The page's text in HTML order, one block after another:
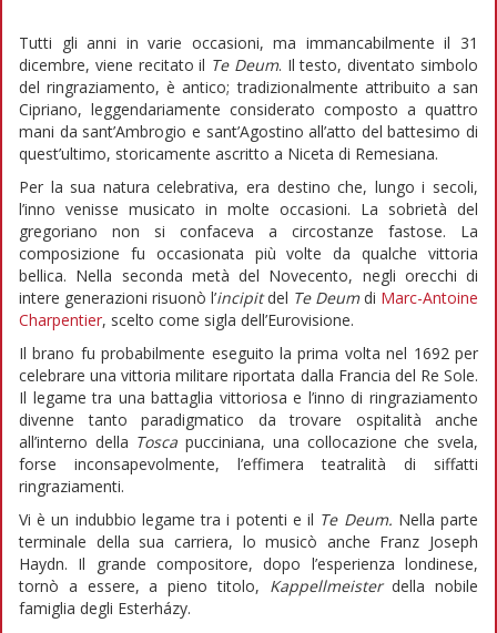
Tutti gli anni in varie occasioni, ma immancabilmente il 31
dicembre, viene recitato il Te Deum. Il testo, diventato simbolo
del ringraziamento, è antico; tradizionalmente attribuito a san
Cipriano, leggendariamente considerato composto a quattro
mani da sant’Ambrogio e sant’Agostino all’atto del battesimo di
quest’ultimo, storicamente ascritto a Niceta di Remesiana.
Per la sua natura celebrativa, era destino che, lungo i secoli,
l’inno venisse musicato in molte occasioni. La sobrietà del
gregoriano non si confaceva a circostanze fastose. La
composizione fu occasionata più volte da qualche vittoria
bellica. Nella seconda metà del Novecento, negli orecchi di
intere generazioni risuonò l’incipitdel Te Deumdi Marc-Antoine
Charpentier, scelto come sigla dell’Eurovisione.
Il brano fu probabilmente eseguito la prima volta nel 1692 per
celebrare una vittoria militare riportata dalla Francia del Re Sole.
Il legame tra una battaglia vittoriosa e l’inno di ringraziamento
divenne tanto paradigmatico da trovare ospitalità anche
all’interno della Toscapucciniana, una collocazione che svela,
forse inconsapevolmente, l’effimera teatralità di siffatti
ringraziamenti.
Vi è un indubbio legame tra i potenti e il Te Deum. Nella parte
terminale della sua carriera, lo musicò anche Franz Joseph
Haydn. Il grande compositore, dopo l’esperienza londinese,
tornò a essere, a pieno titolo, Kappellmeisterdella nobile
famiglia degli Esterházy.